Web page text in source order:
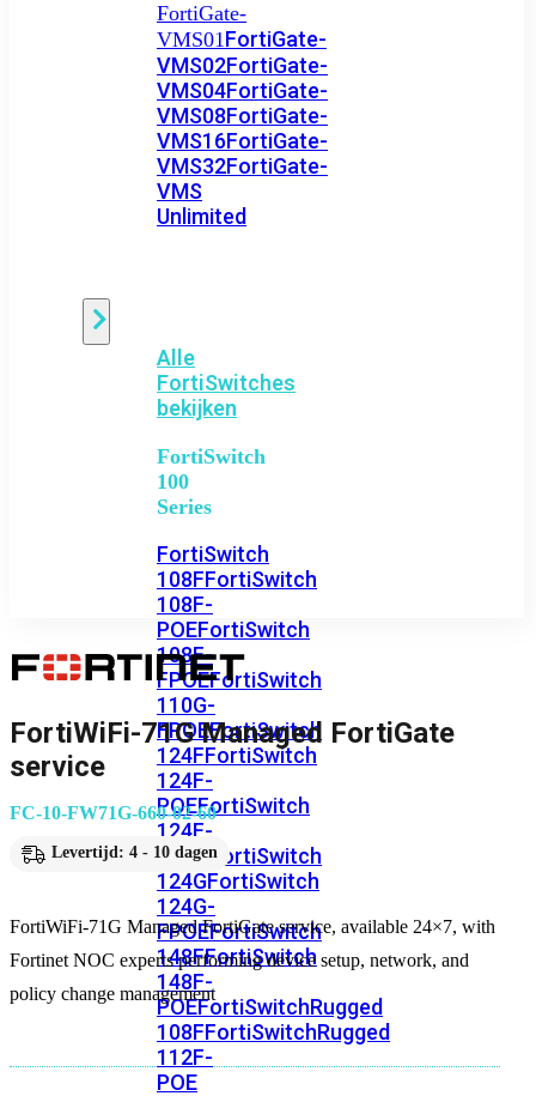
FortiGate-
VMS01FortiGate-
VMS02FortiGate-
VMS04FortiGate-
VMS08FortiGate-
VMS16FortiGate-
VMS32FortiGate-
VMS
Unlimited
Alle
FortiSwitches
bekijken
FortiSwitch
100
Series
FortiSwitch
108FFortiSwitch
108F-
POEFortiSwitch
108F-
FPOEFortiSwitch
110G-
FPOEFortiSwitch
124FFortiSwitch
124F-
POEFortiSwitch
124F-
FPOEFortiSwitch
124GFortiSwitch
124G-
FPOEFortiSwitch
148FFortiSwitch
148F-
POEFortiSwitchRugged
108FFortiSwitchRugged
112F-
POE
FortiWiFi-71G Managed FortiGate
service
FC-10-FW71G-660-02-60
Levertijd: 4 - 10 dagen
FortiWiFi-71G Managed FortiGate service, available 24×7, with
Fortinet NOC experts performing device setup, network, and
policy change management